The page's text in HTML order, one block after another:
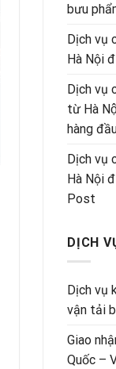
bưu
Dịch vụ
Hà Nội
Dịch vụ
từ Hà
hàng
Dịch vụ
Hà Nội
Post
DỊCH
Dịch vụ
vận tải
Giao
Quốc –